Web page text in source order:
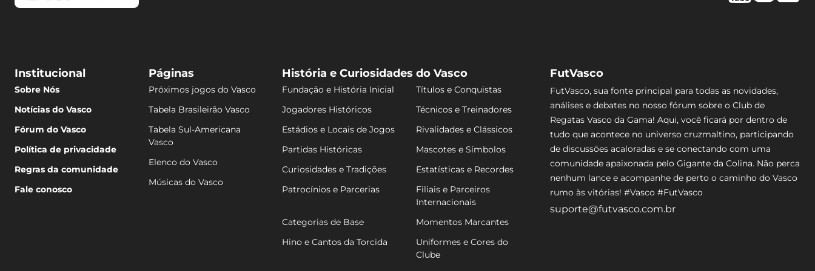
Institucional
Sobre Nós
Notícias do Vasco
Fórum do Vasco
Política de privacidade
Regras da comunidade
Fale conosco
Páginas
Próximos jogos do Vasco
Tabela Brasileirão Vasco
Tabela Sul-Americana
Vasco
Elenco do Vasco
Músicas do Vasco
História e Curiosidades do Vasco
Fundação e História Inicial
Títulos e Conquistas
Jogadores Históricos
Técnicos e Treinadores
Estádios e Locais de Jogos
Rivalidades e Clássicos
Partidas Históricas
Mascotes e Símbolos
Curiosidades e Tradições
Estatísticas e Recordes
Patrocínios e Parcerias
Filiais e Parceiros
Internacionais
Categorias de Base
Momentos Marcantes
Hino e Cantos da Torcida
Uniformes e Cores do
Clube
FutVasco
FutVasco, sua fonte principal para todas as novidades,
análises e debates no nosso fórum sobre o Club de
Regatas Vasco da Gama! Aqui, você ficará por dentro de
tudo que acontece no universo cruzmaltino, participando
de discussões acaloradas e se conectando com uma
comunidade apaixonada pelo Gigante da Colina. Não perca
nenhum lance e acompanhe de perto o caminho do Vasco
rumo às vitórias! #Vasco #FutVasco
suporte@futvasco.com.br